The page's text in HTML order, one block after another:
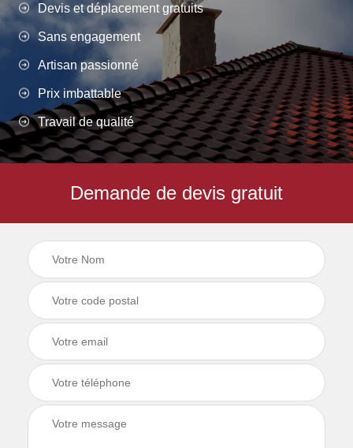
Devis et déplacement gratuits
Sans engagement
Artisan passionné
Prix imbattable
Travail de qualité
Demande de devis gratuit